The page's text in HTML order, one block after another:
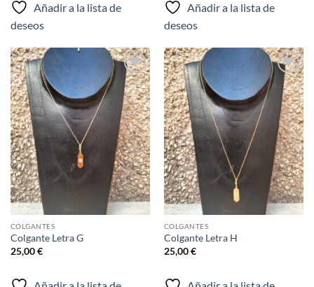
Añadir a la lista de
deseos
Añadir a la lista de
deseos
Añadir
a la
lista de
deseos
COLGANTES
Colgante Letra G
25,00€
Añadir
a la
lista de
deseos
COLGANTES
Colgante Letra H
25,00€